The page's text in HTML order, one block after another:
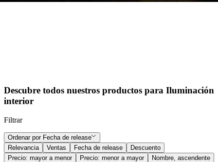
Descubre todos nuestros productos para Iluminación
interior
Filtrar
Ordenar por Fecha de release
Relevancia
Ventas Fecha de release
Descuento
Precio: mayor a menor
Precio: menor a mayor
Nombre, ascendente